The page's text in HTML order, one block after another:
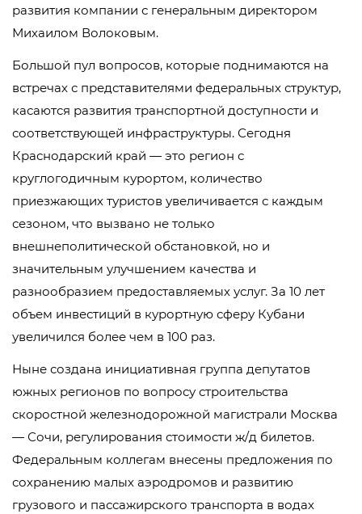
развития компании с генеральным директором
Михаилом Волоковым.
Большой пул вопросов, которые поднимаются на
встречах с представителями федеральных структур,
касаются развития транспортной доступности и
соответствующей инфраструктуры. Сегодня
Краснодарский край — это регион с
круглогодичным курортом, количество
приезжающих туристов увеличивается с каждым
сезоном, что вызвано не только
внешнеполитической обстановкой, но и
значительным улучшением качества и
разнообразием предоставляемых услуг. За 10 лет
объем инвестиций в курортную сферу Кубани
увеличился более чем в 100 раз.
Ныне создана инициативная группа депутатов
южных регионов по вопросу строительства
скоростной железнодорожной магистрали Москва
— Сочи, регулирования стоимости ж/д билетов.
Федеральным коллегам внесены предложения по
сохранению малых аэродромов и развитию
грузового и пассажирского транспорта в водах